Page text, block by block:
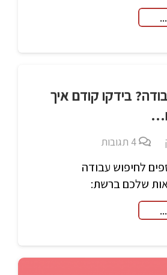
בידקו קודם איך
4 תגובות
לחיפוש עבודה
שלכם ברשת: